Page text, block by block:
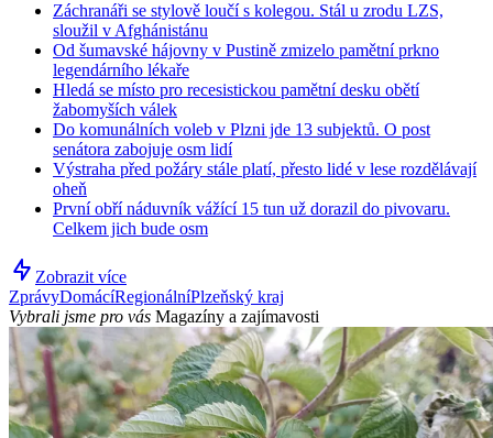
Záchranáři se stylově loučí s kolegou. Stál u zrodu LZS,
sloužil v Afghánistánu
Od šumavské hájovny v Pustině zmizelo pamětní prkno
legendárního lékaře
Hledá se místo pro recesistickou pamětní desku obětí
žabomyších válek
Do komunálních voleb v Plzni jde 13 subjektů. O post
senátora zabojuje osm lidí
Výstraha před požáry stále platí, přesto lidé v lese rozdělávají
oheň
První obří náduvník vážící 15 tun už dorazil do pivovaru.
Celkem jich bude osm
Zobrazit více
ZprávyDomácíRegionálníPlzeňský kraj
Vybrali jsme pro vás Magazíny a zajímavosti